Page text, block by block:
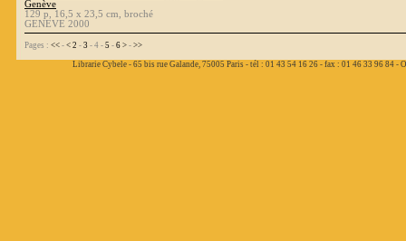
Genève
129 p, 16,5 x 23,5 cm, broché
GENEVE 2000
Pages : << - < 2 - 3 - 4 - 5 - 6 > - >>
Librarie Cybele - 65 bis rue Galande, 75005 Paris - tél : 01 43 54 16 26 - fax : 01 46 33 96 84